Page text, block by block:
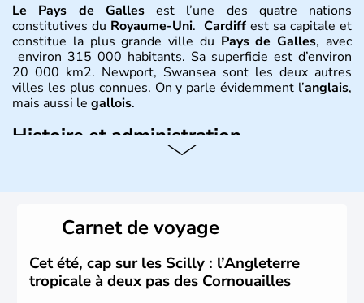
Le Pays de Gallesest l’une des quatre nations
constitutives du Royaume-Uni. Cardiff est sa capitale et
constitue la plus grande ville du Pays de Galles, avec
environ 315 000 habitants. Sa superficie est d’environ
20 000 km2. Newport, Swansea sont les deux autres
villes les plus connues. On y parle évidemment l’anglais,
mais aussi le gallois.
Histoire et administration
Jones, Roger Glover sont quelques-unes des célébrités
Pays de Galles
de la musique. Ken Follet et Catherine Zeta-Jones en
littérature et au cinéma portent haut les couleurs de ce
pays.
Carnet de voyage
Cet été, cap sur les Scilly : l’Angleterre
tropicale à deux pas des Cornouailles